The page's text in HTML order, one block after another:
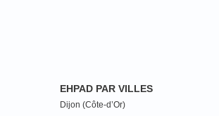
EHPAD PAR VILLES
Dijon (Côte-d’Or)